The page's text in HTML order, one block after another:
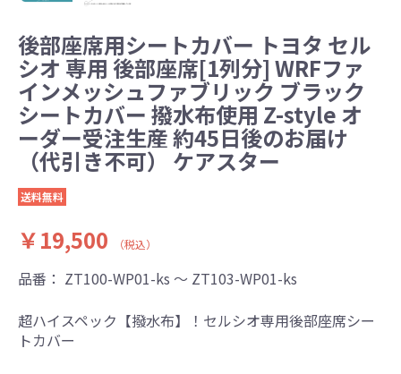
後部座席用シートカバー トヨタ セル
シオ 専用 後部座席[1列分] WRFファ
インメッシュファブリック ブラック
シートカバー 撥水布使用 Z-style オ
ーダー受注生産 約45日後のお届け
（代引き不可） ケアスター
送料無料
￥19,500 （税込）
品番： ZT100-WP01-ks ～ ZT103-WP01-ks
超ハイスペック【撥水布】！セルシオ専用後部座席シー
トカバー